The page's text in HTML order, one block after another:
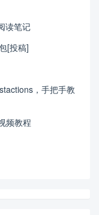
读笔记
[投稿]
，手把手教
频教程